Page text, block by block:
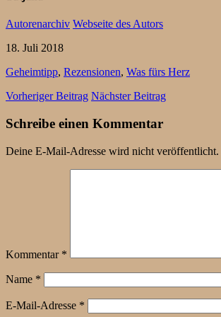
Autorenarchiv Webseite des Autors
18. Juli 2018
Geheimtipp, Rezensionen, Was fürs Herz
Vorheriger Beitrag Nächster Beitrag
Schreibe einen Kommentar
Deine E-Mail-Adresse wird nicht veröffentlicht.
Kommentar *
Name *
E-Mail-Adresse *